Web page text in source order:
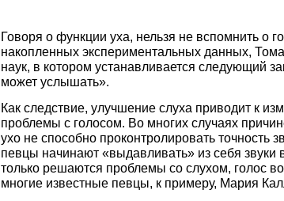
Говоря о функции уха, нельзя не вспомнить
накопленных экспериментальных данных,
наук, в котором устанавливается следующий
может услышать».
Как следствие, улучшение слуха приводит к
проблемы с голосом. Во многих случаях
ухо не способно проконтролировать точность
певцы начинают «выдавливать» из себя звуки
только решаются проблемы со слухом, голос
многие известные певцы, к примеру, Мария